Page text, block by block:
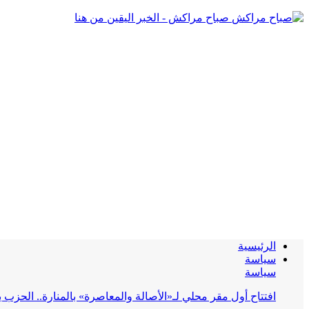
صباح مراكش - الخبر اليقين من هنا
الرئيسية
سياسة
سياسة
افتتاح أول مقر محلي لـ«الأصالة والمعاصرة» بالمنارة..